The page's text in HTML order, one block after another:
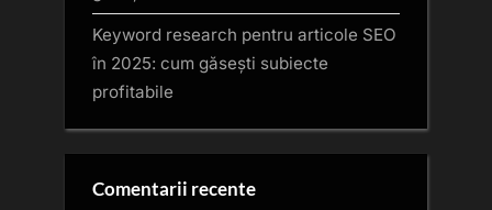
Keyword research pentru articole SEO
în 2025: cum găsești subiecte
profitabile
Comentarii recente